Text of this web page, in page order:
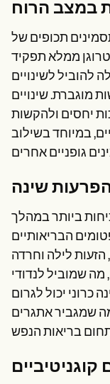
במצב הרוח
תכופים של
ממלא תפקיד
להוביל לשינויים
מוגברת. שינויים
יחסים ולהקשות
במיוחד בשילוב
שינה
ביותר במהלך
הבריאותיים
הזעות לילה וחרדה
שמוביל לנדודי
כרוני יכול לגרום
שמגביר אתגרים
קוגניטיביים